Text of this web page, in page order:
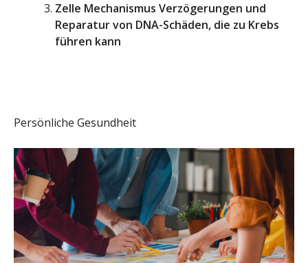
Zelle Mechanismus Verzögerungen und
Reparatur von DNA-Schäden, die zu Krebs
führen kann
Persönliche Gesundheit